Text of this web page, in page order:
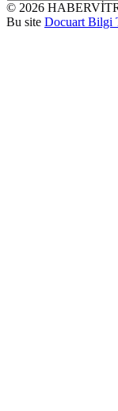
© 2026
Bu site Docuart Bilgi